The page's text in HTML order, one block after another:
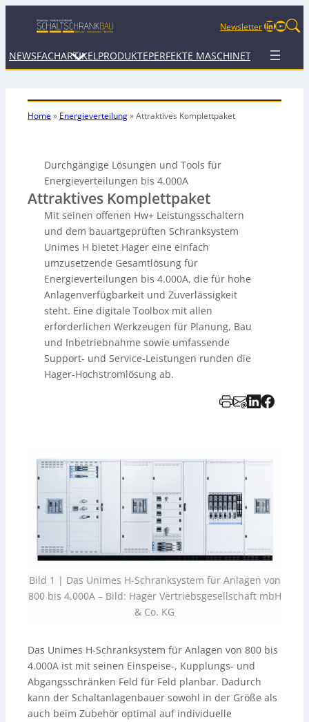
NewsletterLinkedIn
NEWSFACHARTIKEL PRODUKTEPERFEKTE MASCHINETERMINE
Home» Energieverteilung»Attraktives Komplettpaket
Durchgängige Lösungen und Tools für
Energieverteilungen bis 4.000A
Attraktives Komplettpaket
Mit seinen offenen Hw+ Leistungsschaltern
und dem bauartgeprüften Schranksystem
Unimes H bietet Hager eine einfach
umzusetzende Gesamtlösung für
Energieverteilungen bis 4.000A, die für hohe
Anlagenverfügbarkeit und Zuverlässigkeit
steht. Eine digitale Toolbox mit allen
erforderlichen Werkzeugen für Planung, Bau
und Inbetriebnahme sowie umfassende
Support- und Service-Leistungen runden die
Hager-Hochstromlösung ab.
Bild 1 | Das Unimes H-Schranksystem für Anlagen von
800 bis 4.000A – Bild: Hager Vertriebsgesellschaft mbH
& Co. KG
Das Unimes H-Schranksystem für Anlagen von 800 bis
4.000A ist mit seinen Einspeise-, Kupplungs- und
Abgangsschränken Feld für Feld planbar. Dadurch
kann der Schaltanlagenbauer sowohl in der Größe als
auch beim Zubehör optimal auf individuelle